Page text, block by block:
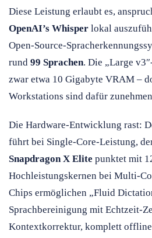
Diese Leistung erlaubt es,
OpenAI’s Whisper lokal
Open-Source-
rund 99 Sprachen. Die „Large
zwar etwa 10 Gigabyte VRAM –
Workstations sind dafür
Die Hardware-Entwicklung rast:
führt bei Single-Core-Leistung,
Snapdragon X Elite punktet mit
Hochleistungskernen bei Multi-
Chips ermöglichen „Fluid
Sprachbereinigung mit Echtzeit-
Kontextkorrektur, komplett